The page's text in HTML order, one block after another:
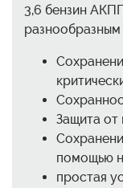
3,6 бензин
Защита от
помощью
простая